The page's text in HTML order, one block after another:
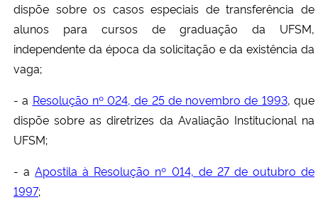
dispõe sobre os casos especiais de transferência de
alunos para cursos de graduação da UFSM,
independente da época da solicitação e da existência da
vaga;
- a Resolução nº 024, de 25 de novembro de 1993, que
dispõe sobre as diretrizes da Avaliação Institucional na
UFSM;
- aApostila à Resolução nº 014, de 27 de outubro de
1997;